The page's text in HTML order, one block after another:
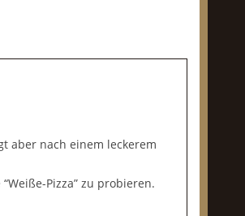
aber nach einem leckerem
Pizza” zu probieren.